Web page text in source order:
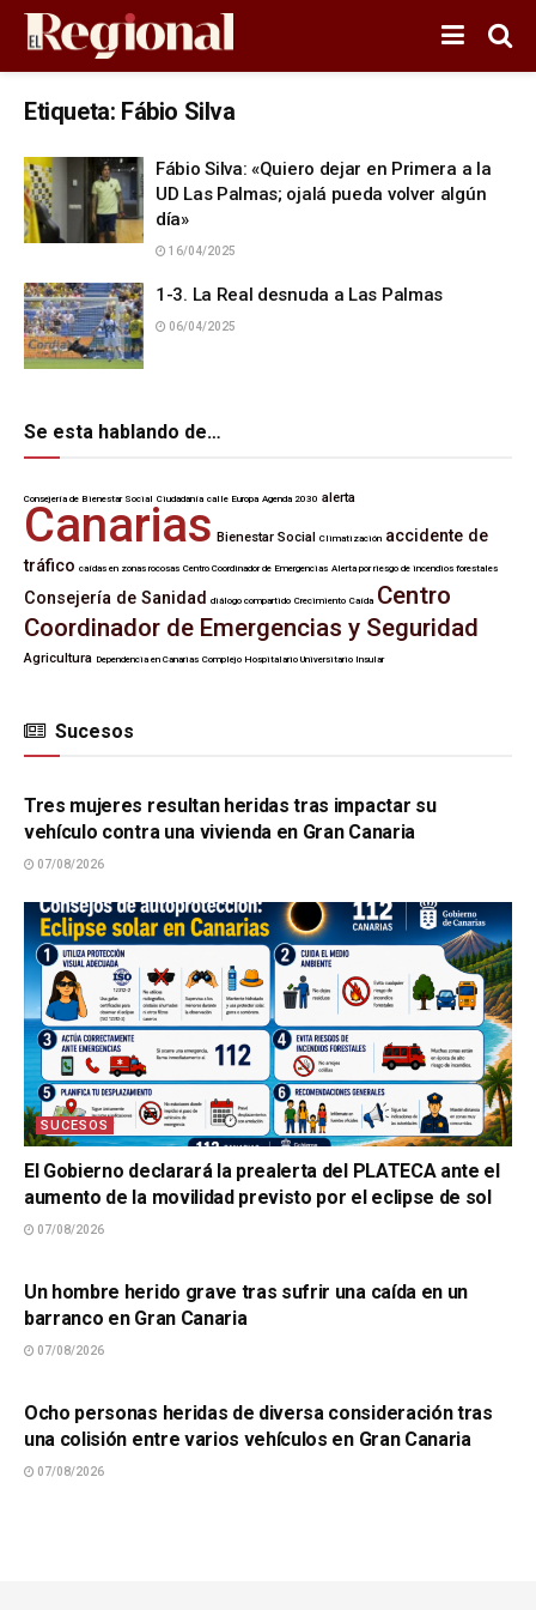
Etiqueta: Fábio Silva
Fábio Silva: «Quiero dejar en Primera a la
UD Las Palmas; ojalá pueda volver algún
día»
16/04/2025
1-3. La Real desnuda a Las Palmas
06/04/2025
Se esta hablando de…
Consejería de Bienestar Social Ciudadanía calle Europa Agenda 2030 alerta
Canarias Bienestar Social Climatización accidente de
tráfico caídas en zonas rocosas Centro Coordinador de Emergencias Alerta por riesgo de incendios forestales
Consejería de Sanidad diálogo compartido Crecimiento Caída Centro
Coordinador de Emergencias y Seguridad
Agricultura Dependencia en Canarias Complejo Hospitalario Universitario Insular
Sucesos
SUCESOS
Tres mujeres resultan heridas tras impactar su
vehículo contra una vivienda en Gran Canaria
07/08/2026
SUCESOS
El Gobierno declarará la prealerta del PLATECA ante el
aumento de la movilidad previsto por el eclipse de sol
07/08/2026
Un hombre herido grave tras sufrir una caída en un
barranco en Gran Canaria
07/08/2026
Ocho personas heridas de diversa consideración tras
una colisión entre varios vehículos en Gran Canaria
07/08/2026